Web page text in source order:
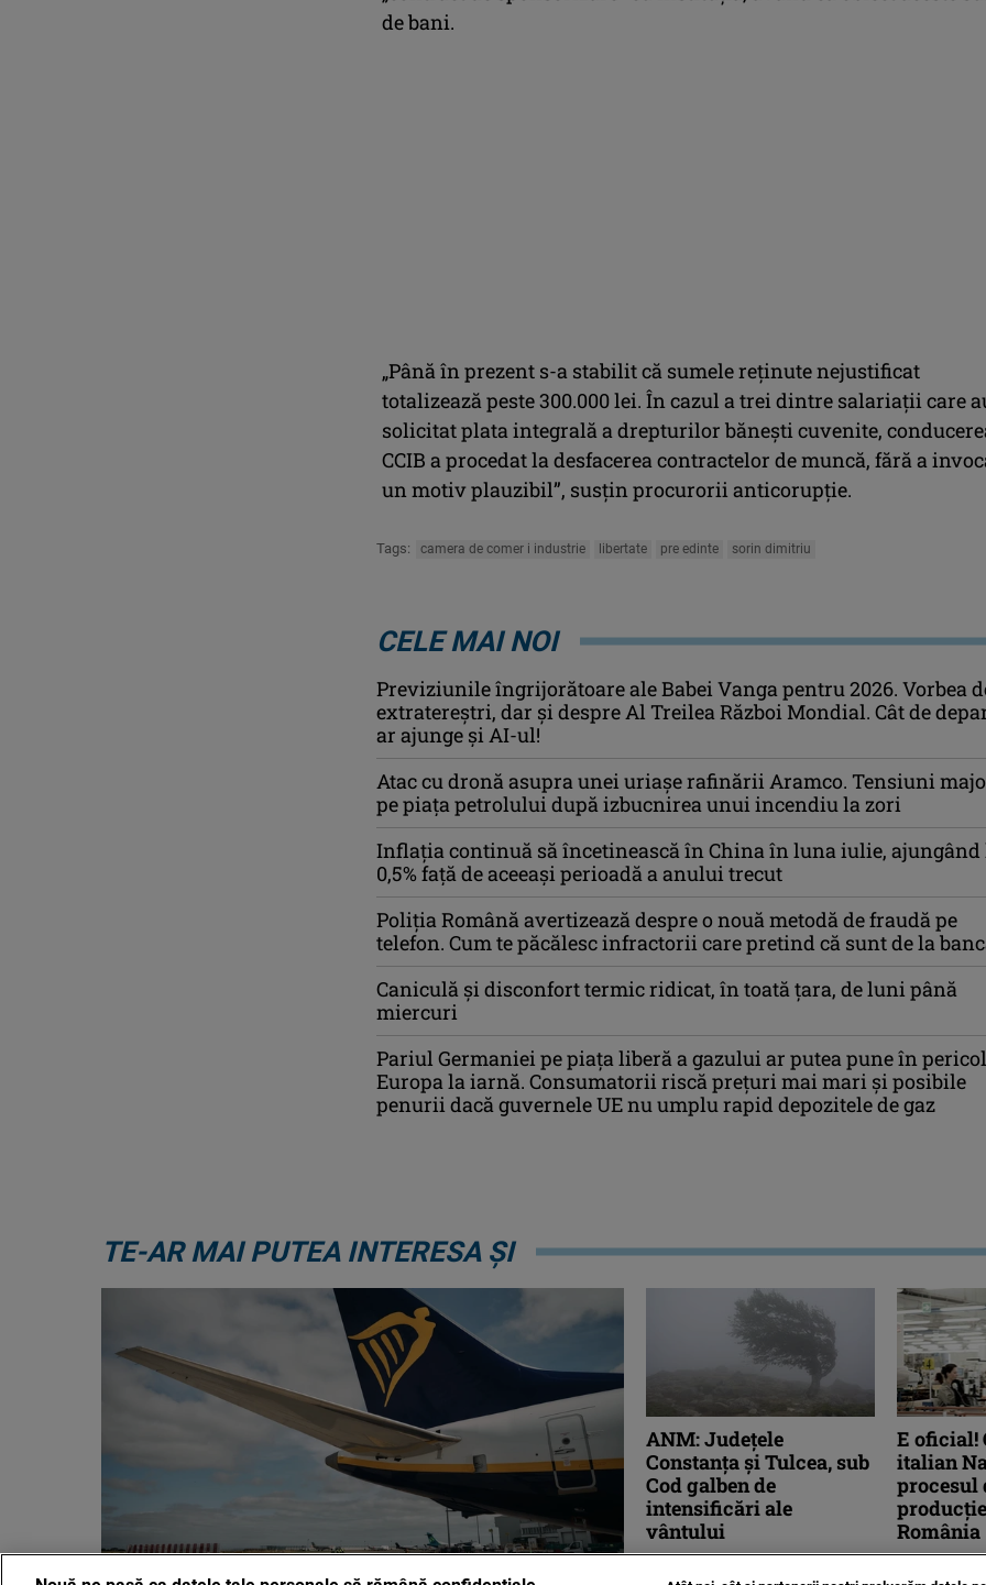
de bani.
„Până în prezent s-a stabilit că sumele reţinute nejustificat
totalizează peste 300.000 lei. În cazul a trei dintre salariaţii care
solicitat plata integrală a drepturilor băneşti cuvenite,
CCIB a procedat la desfacerea contractelor de muncă, fără a
un motiv plauzibil”, susţin procurorii anticorupţie.
Tags: camera de comer i industrie libertate pre edinte sorin dimitriu
CELE MAI NOI
Previziunile îngrijorătoare ale Babei Vanga pentru 2026. Vorbea
extratereștri, dar și despre Al Treilea Război Mondial. Cât de
ar ajunge și AI-ul!
Atac cu dronă asupra unei uriașe rafinării Aramco. Tensiuni
pe piața petrolului după izbucnirea unui incendiu la zori
Inflaţia continuă să încetinească în China în luna iulie, ajungând
0,5% faţă de aceeaşi perioadă a anului trecut
Poliția Română avertizează despre o nouă metodă de fraudă pe
telefon. Cum te păcălesc infractorii care pretind că sunt de la
Caniculă şi disconfort termic ridicat, în toată ţara, de luni până
miercuri
Pariul Germaniei pe piaţa liberă a gazului ar putea pune în pericol
Europa la iarnă. Consumatorii riscă preţuri mai mari şi posibile
penurii dacă guvernele UE nu umplu rapid depozitele de gaz
TE-AR MAI PUTEA INTERESA ȘI
ANM: Judeţele
Constanţa şi Tulcea, sub
Cod galben de
intensificări ale
vântului
E oficial!
italian
procesul
România